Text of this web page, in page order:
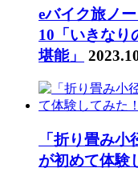
eバイク旅ノ
10「いきなり
堪能」
「折り畳み
が初めて体験